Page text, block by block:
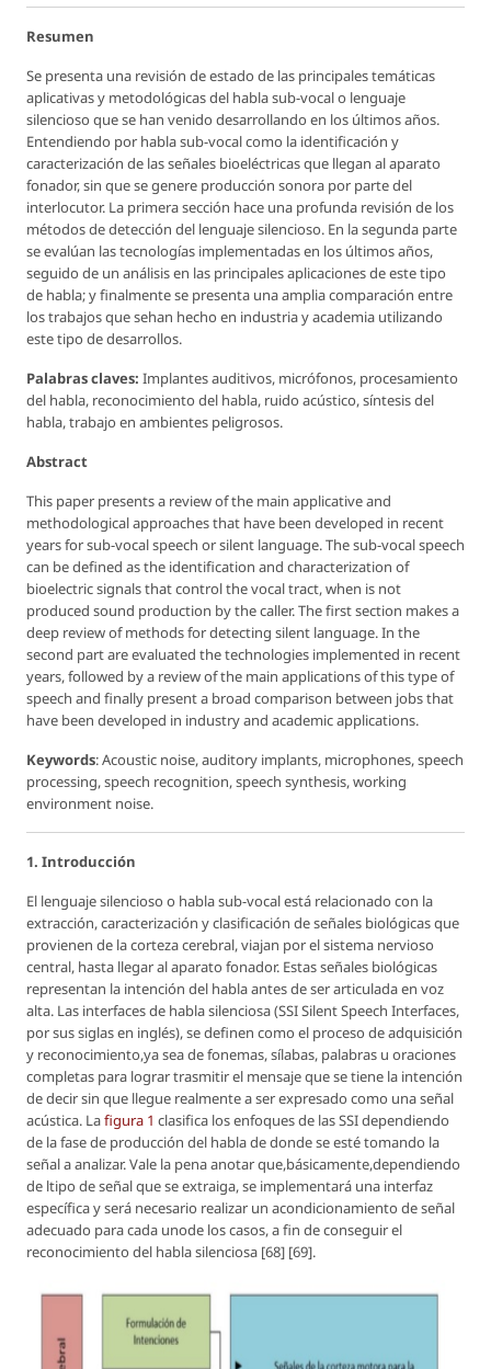
Resumen
Se presenta una revisión de estado de las principales temáticas
aplicativas y metodológicas del habla sub-vocal o lenguaje
silencioso que se han venido desarrollando en los últimos años.
Entendiendo por habla sub-vocal como la identificación y
caracterización de las señales bioeléctricas que llegan al aparato
fonador, sin que se genere producción sonora por parte del
interlocutor. La primera sección hace una profunda revisión de los
métodos de detección del lenguaje silencioso. En la segunda parte
se evalúan las tecnologías implementadas en los últimos años,
seguido de un análisis en las principales aplicaciones de este tipo
de habla; y finalmente se presenta una amplia comparación entre
los trabajos que sehan hecho en industria y academia utilizando
este tipo de desarrollos.
Palabras claves: Implantes auditivos, micrófonos, procesamiento
del habla, reconocimiento del habla, ruido acústico, síntesis del
habla, trabajo en ambientes peligrosos.
Abstract
This paper presents a review of the main applicative and
methodological approaches that have been developed in recent
years for sub-vocal speech or silent language. The sub-vocal speech
can be defined as the identification and characterization of
bioelectric signals that control the vocal tract, when is not
produced sound production by the caller. The first section makes a
deep review of methods for detecting silent language. In the
second part are evaluated the technologies implemented in recent
years, followed by a review of the main applications of this type of
speech and finally present a broad comparison between jobs that
have been developed in industry and academic applications.
Keywords: Acoustic noise, auditory implants, microphones, speech
processing, speech recognition, speech synthesis, working
environment noise.
1. Introducción
El lenguaje silencioso o habla sub-vocal está relacionado con la
extracción, caracterización y clasificación de señales biológicas que
provienen de la corteza cerebral, viajan por el sistema nervioso
central, hasta llegar al aparato fonador. Estas señales biológicas
representan la intención del habla antes de ser articulada en voz
alta. Las interfaces de habla silenciosa (SSI Silent Speech Interfaces,
por sus siglas en inglés), se definen como el proceso de adquisición
y reconocimiento,ya sea de fonemas, sílabas, palabras u oraciones
completas para lograr trasmitir el mensaje que se tiene la intención
de decir sin que llegue realmente a ser expresado como una señal
acústica. Lafigura 1 clasifica los enfoques de las SSI dependiendo
de la fase de producción del habla de donde se esté tomando la
señal a analizar. Vale la pena anotar que,básicamente,dependiendo
de ltipo de señal que se extraiga, se implementará una interfaz
específica y será necesario realizar un acondicionamiento de señal
adecuado para cada unode los casos, a fin de conseguir el
reconocimiento del habla silenciosa [68] [69].